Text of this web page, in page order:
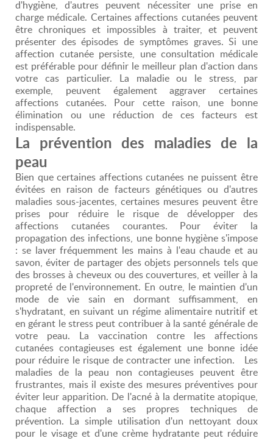
d'hygiène, d'autres peuvent nécessiter une prise en
charge médicale. Certaines affections cutanées peuvent
être chroniques et impossibles à traiter, et peuvent
présenter des épisodes de symptômes graves. Si une
affection cutanée persiste, une consultation médicale
est préférable pour définir le meilleur plan d'action dans
votre cas particulier. La maladie ou le stress, par
exemple, peuvent également aggraver certaines
affections cutanées. Pour cette raison, une bonne
élimination ou une réduction de ces facteurs est
indispensable.
La prévention des maladies de la
peau
Bien que certaines affections cutanées ne puissent être
évitées en raison de facteurs génétiques ou d'autres
maladies sous-jacentes, certaines mesures peuvent être
prises pour réduire le risque de développer des
affections cutanées courantes. Pour éviter la
propagation des infections, une bonne hygiène s'impose
: se laver fréquemment les mains à l'eau chaude et au
savon, éviter de partager des objets personnels tels que
des brosses à cheveux ou des couvertures, et veiller à la
propreté de l'environnement. En outre, le maintien d'un
mode de vie sain en dormant suffisamment, en
s'hydratant, en suivant un régime alimentaire nutritif et
en gérant le stress peut contribuer à la santé générale de
votre peau. La vaccination contre les affections
cutanées contagieuses est également une bonne idée
pour réduire le risque de contracter une infection. Les
maladies de la peau non contagieuses peuvent être
frustrantes, mais il existe des mesures préventives pour
éviter leur apparition. De l'acné à la dermatite atopique,
chaque affection a ses propres techniques de
prévention. La simple utilisation d'un nettoyant doux
pour le visage et d'une crème hydratante peut réduire